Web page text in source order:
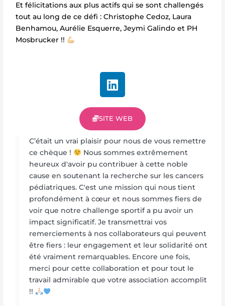
Et félicitations aux plus actifs qui se sont challengés
tout au long de ce défi : Christophe Cedoz, Laura
Benhamou, Aurélie Esquerre, Jeymi Galindo et PH
Mosbrucker !!
L
i
k
e
d
i
n
SITE WEB
C’était un vrai plaisir pour nous de vous remettre
ce chèque !
Nous sommes extrêmement
heureux d'avoir pu contribuer à cette noble
cause en soutenant la recherche sur les cancers
pédiatriques. C'est une mission qui nous tient
profondément à cœur et nous sommes fiers de
voir que notre challenge sportif a pu avoir un
impact significatif. Je transmettrai vos
remerciements à nos collaborateurs qui peuvent
être fiers : leur engagement et leur solidarité ont
été vraiment remarquables. Encore une fois,
merci pour cette collaboration et pour tout le
travail admirable que votre association accomplit
!!